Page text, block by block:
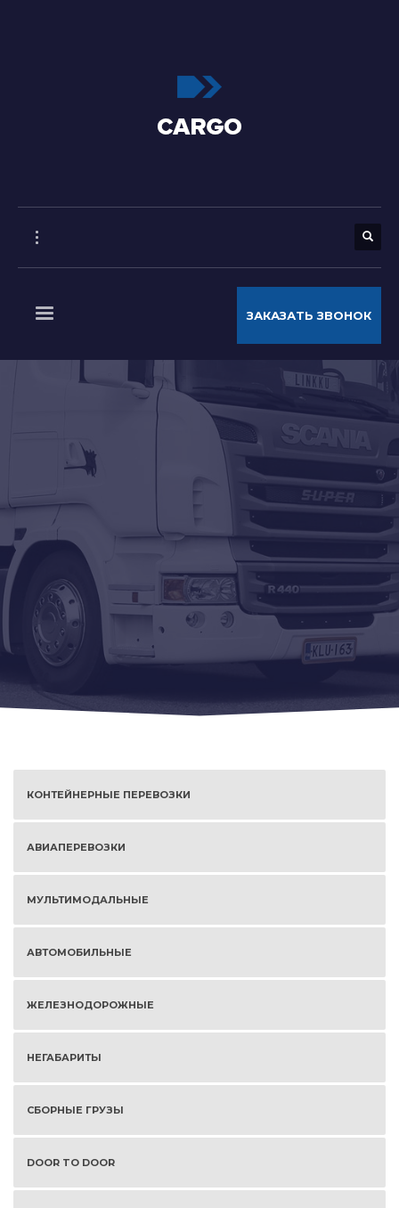
ЗАКАЗАТЬ ЗВОНОК
КОНТЕЙНЕРНЫЕ ПЕРЕВОЗКИ
АВИАПЕРЕВОЗКИ
МУЛЬТИМОДАЛЬНЫЕ
АВТОМОБИЛЬНЫЕ
ЖЕЛЕЗНОДОРОЖНЫЕ
НЕГАБАРИТЫ
СБОРНЫЕ ГРУЗЫ
DOOR TO DOOR